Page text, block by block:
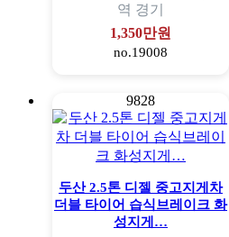
역 경기
1,350만원
no.19008
9828
두산 2.5톤 디젤 중고지게차
더블 타이어 습식브레이크 화
성지게…